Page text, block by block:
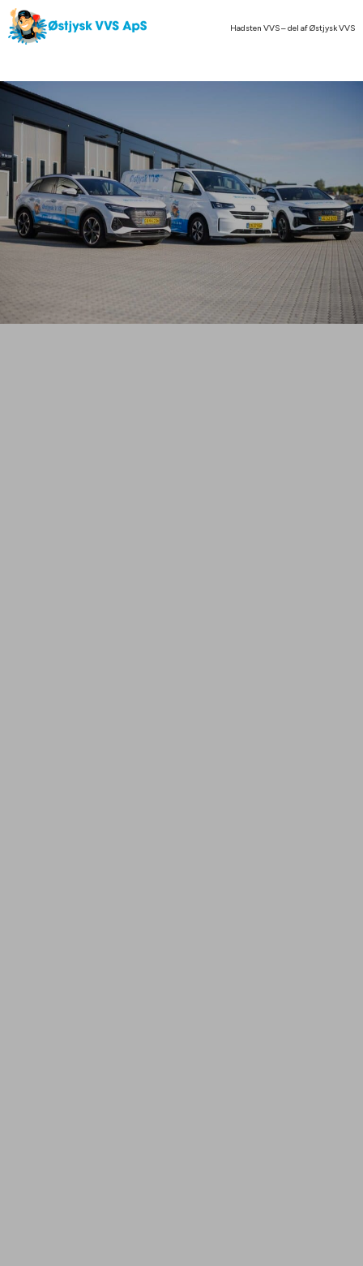
Spring til hovedindhold
Spring til sidefod
Hadsten VVS – del af Østjysk VVS